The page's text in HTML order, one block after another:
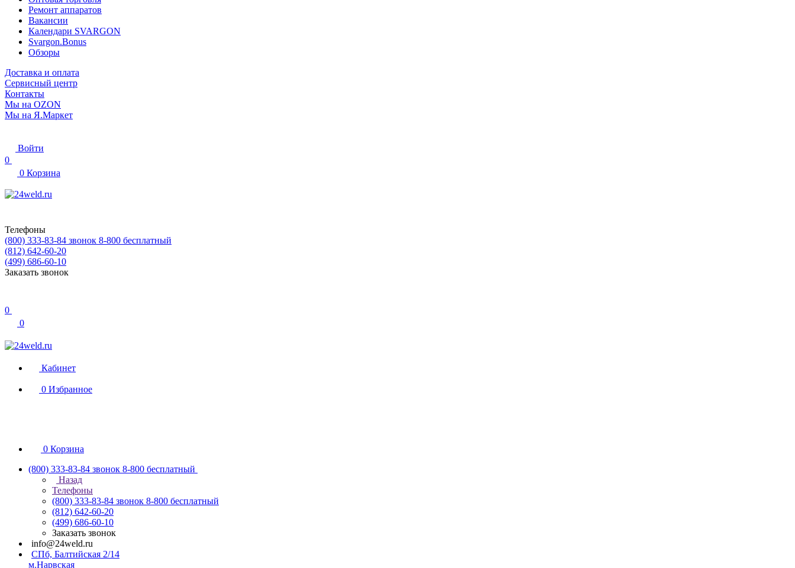
Ремонт аппаратов
Вакансии
Календари SVARGON
Svargon.Bonus
Обзоры
Доставка и оплата
Сервисный центр
Контакты
Мы на OZON
Мы на Я.Маркет
Войти
0
0 Корзина
Телефоны
(800) 333-83-84 звонок 8-800 бесплатный
(812) 642-60-20
(499) 686-60-10
Заказать звонок
0
0
Кабинет
0 Избранное
0 Корзина
(800) 333-83-84 звонок 8-800 бесплатный
Назад
Телефоны
(800) 333-83-84 звонок 8-800 бесплатный
(812) 642-60-20
(499) 686-60-10
Заказать звонок
info@24weld.ru
СПб, Балтийская 2/14
м.Нарвская